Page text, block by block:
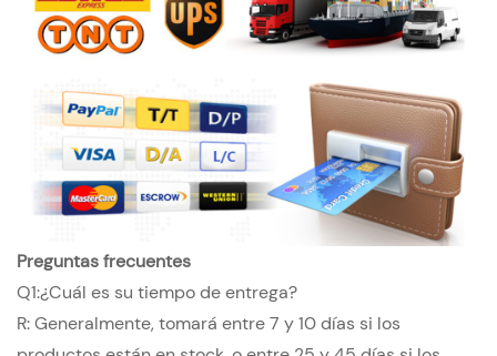
Preguntas frecuentes
Q1:¿Cuál es su tiempo de entrega?
R: Generalmente, tomará entre 7 y 10 días si los